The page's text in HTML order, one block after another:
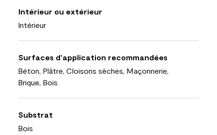
Intérieur ou extérieur
Intérieur
Surfaces d’application recommandées
Béton, Plâtre, Cloisons sèches, Maçonnerie,
Brique, Bois
Substrat
Bois